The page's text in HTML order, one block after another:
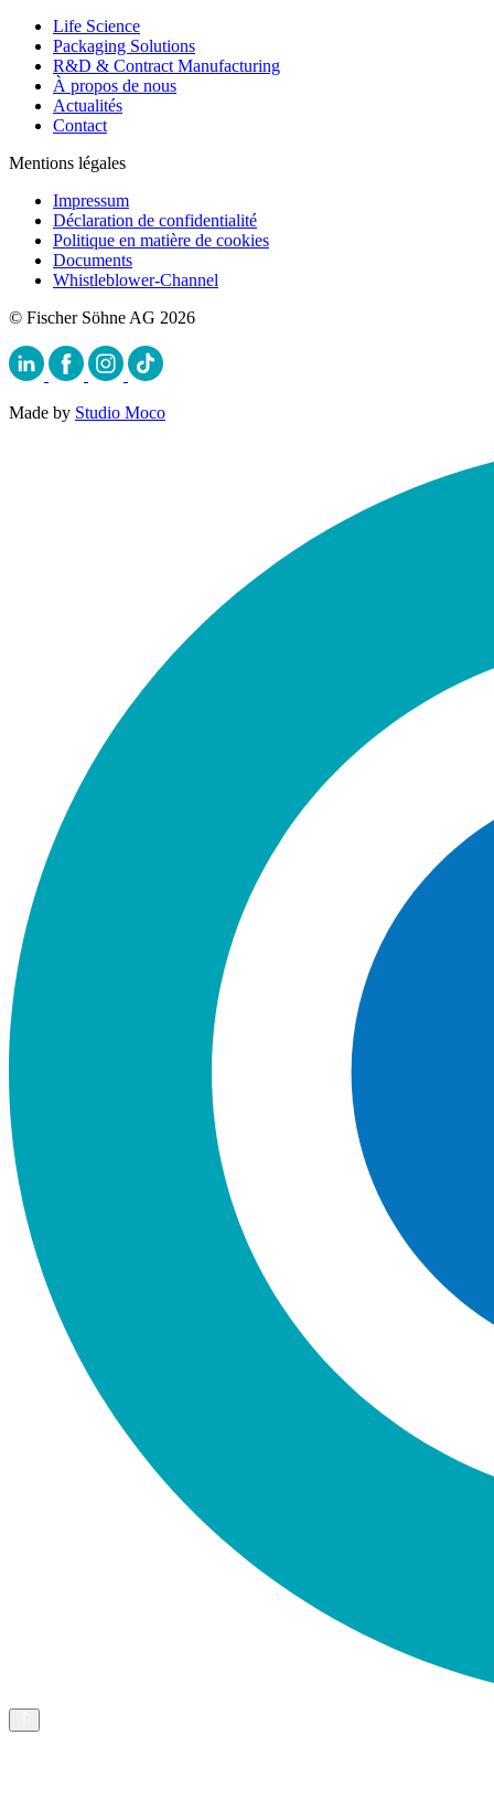
Life Science
Packaging Solutions
R&D & Contract Manufacturing
À propos de nous
Actualités
Contact
Mentions légales
Impressum
Déclaration de confidentialité
Politique en matière de cookies
Documents
Whistleblower-Channel
© Fischer Söhne AG 2026
Made by Studio Moco